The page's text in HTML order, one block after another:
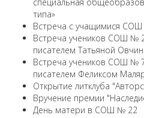
типа»
Встреча с учащимися
Встреча учеников СОШ №
писателем Татьяной
Встреча учеников СОШ №
писателем Феликсом
Открытие литклуба
Вручение премии
День матери в СОШ № 22